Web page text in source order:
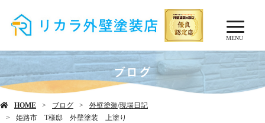
MENU
ブログ
HOME ブログ 外壁塗装/現場日記
姫路市 T様邸 外壁塗装 上塗り